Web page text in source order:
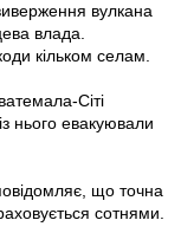
вулкана
влада.
кільком селам.
Сіті
нього евакуювали
що точна
сотнями.